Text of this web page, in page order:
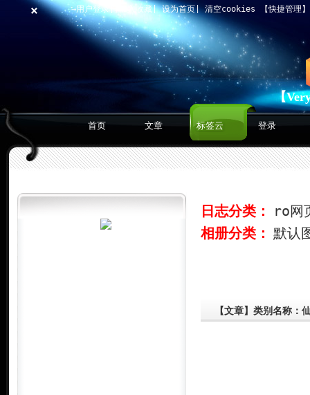
× →用户登录| 加入收藏|设为首页|清空cookies 【快捷管理
首页 文章 标签云 登录
【
日志分类：
ro网
相册分类： 默认
【文章】类别名称：